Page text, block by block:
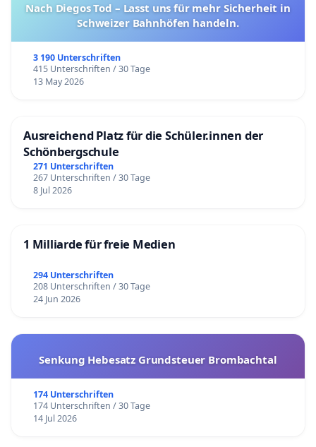
Nach Diegos Tod – Lasst uns für mehr Sicherheit in
Schweizer Bahnhöfen handeln.
3 190 Unterschriften
415 Unterschriften / 30 Tage
13 May 2026
Ausreichend Platz für die Schüler.innen der
Schönbergschule
271 Unterschriften
267 Unterschriften / 30 Tage
8 Jul 2026
1 Milliarde für freie Medien
294 Unterschriften
208 Unterschriften / 30 Tage
24 Jun 2026
Senkung Hebesatz Grundsteuer Brombachtal
174 Unterschriften
174 Unterschriften / 30 Tage
14 Jul 2026